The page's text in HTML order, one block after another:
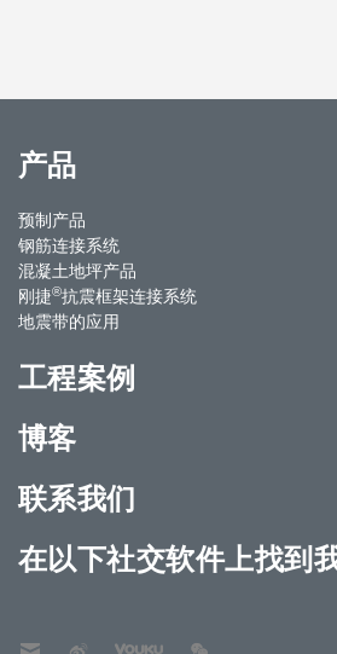
产品
预制产品
钢筋连接系统
混凝土地坪产品
刚捷®抗震框架连接系统
地震带的应用
工程案例
博客
联系我们
在以下社交软件上找到